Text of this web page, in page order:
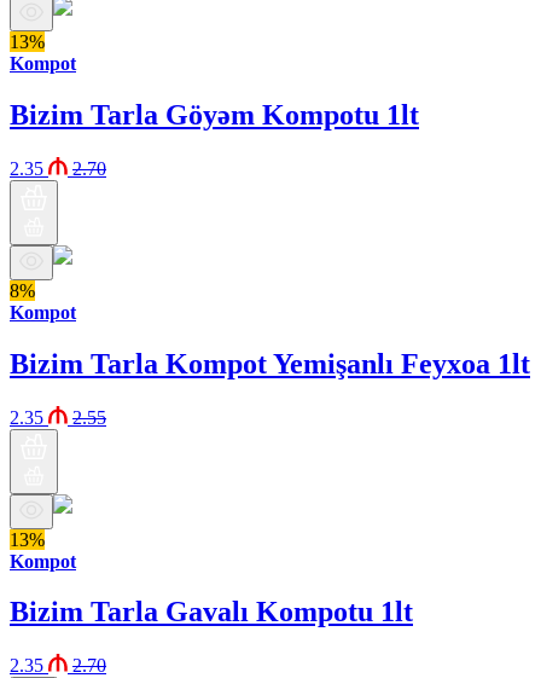
13%
Kompot
Bizim Tarla Göyəm Kompotu 1lt
2.35 2.70
8%
Kompot
Bizim Tarla Kompot Yemişanlı Feyxoa 1lt
2.35 2.55
13%
Kompot
Bizim Tarla Gavalı Kompotu 1lt
2.35 2.70